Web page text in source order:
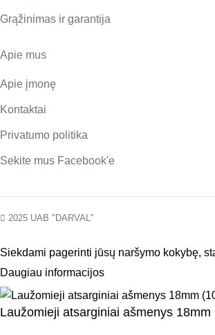
Grąžinimas ir garantija
Apie mus
Apie įmonę
Kontaktai
Privatumo politika
Sekite mus Facebook'e
2025 UAB "DARVAL"
Siekdami pagerinti jūsų naršymo kokybę,
Daugiau informacijos
Laužomieji atsarginiai ašmenys 18mm